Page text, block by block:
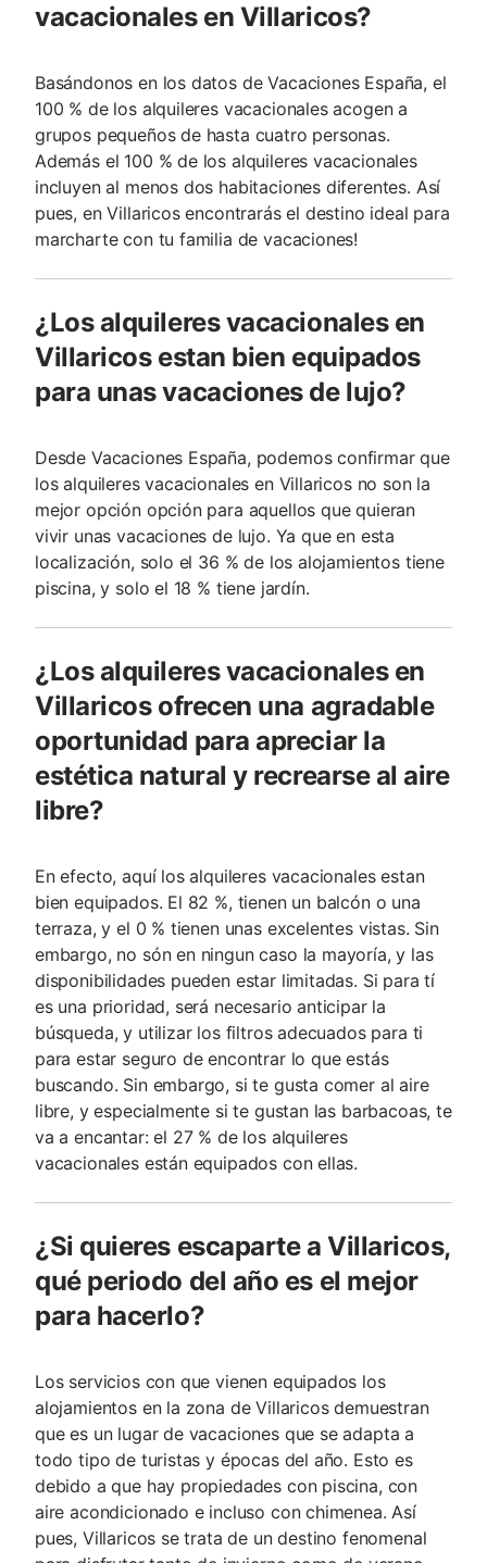
vacacionales en Villaricos?
Basándonos en los datos de Vacaciones España, el
100 % de los alquileres vacacionales acogen a
grupos pequeños de hasta cuatro personas.
Además el 100 % de los alquileres vacacionales
incluyen al menos dos habitaciones diferentes. Así
pues, en Villaricos encontrarás el destino ideal para
marcharte con tu familia de vacaciones!
¿Los alquileres vacacionales en
Villaricos estan bien equipados
para unas vacaciones de lujo?
Desde Vacaciones España, podemos confirmar que
los alquileres vacacionales en Villaricos no son la
mejor opción opción para aquellos que quieran
vivir unas vacaciones de lujo. Ya que en esta
localización, solo el 36 % de los alojamientos tiene
piscina, y solo el 18 % tiene jardín.
¿Los alquileres vacacionales en
Villaricos ofrecen una agradable
oportunidad para apreciar la
estética natural y recrearse al aire
libre?
En efecto, aquí los alquileres vacacionales estan
bien equipados. El 82 %, tienen un balcón o una
terraza, y el 0 % tienen unas excelentes vistas. Sin
embargo, no són en ningun caso la mayoría, y las
disponibilidades pueden estar limitadas. Si para tí
es una prioridad, será necesario anticipar la
búsqueda, y utilizar los filtros adecuados para ti
para estar seguro de encontrar lo que estás
buscando. Sin embargo, si te gusta comer al aire
libre, y especialmente si te gustan las barbacoas, te
va a encantar: el 27 % de los alquileres
vacacionales están equipados con ellas.
¿Si quieres escaparte a Villaricos,
qué periodo del año es el mejor
para hacerlo?
Los servicios con que vienen equipados los
alojamientos en la zona de Villaricos demuestran
que es un lugar de vacaciones que se adapta a
todo tipo de turistas y épocas del año. Esto es
debido a que hay propiedades con piscina, con
aire acondicionado e incluso con chimenea. Así
pues, Villaricos se trata de un destino fenomenal